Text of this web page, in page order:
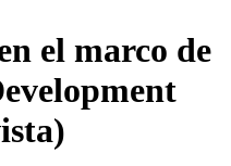
el marco de